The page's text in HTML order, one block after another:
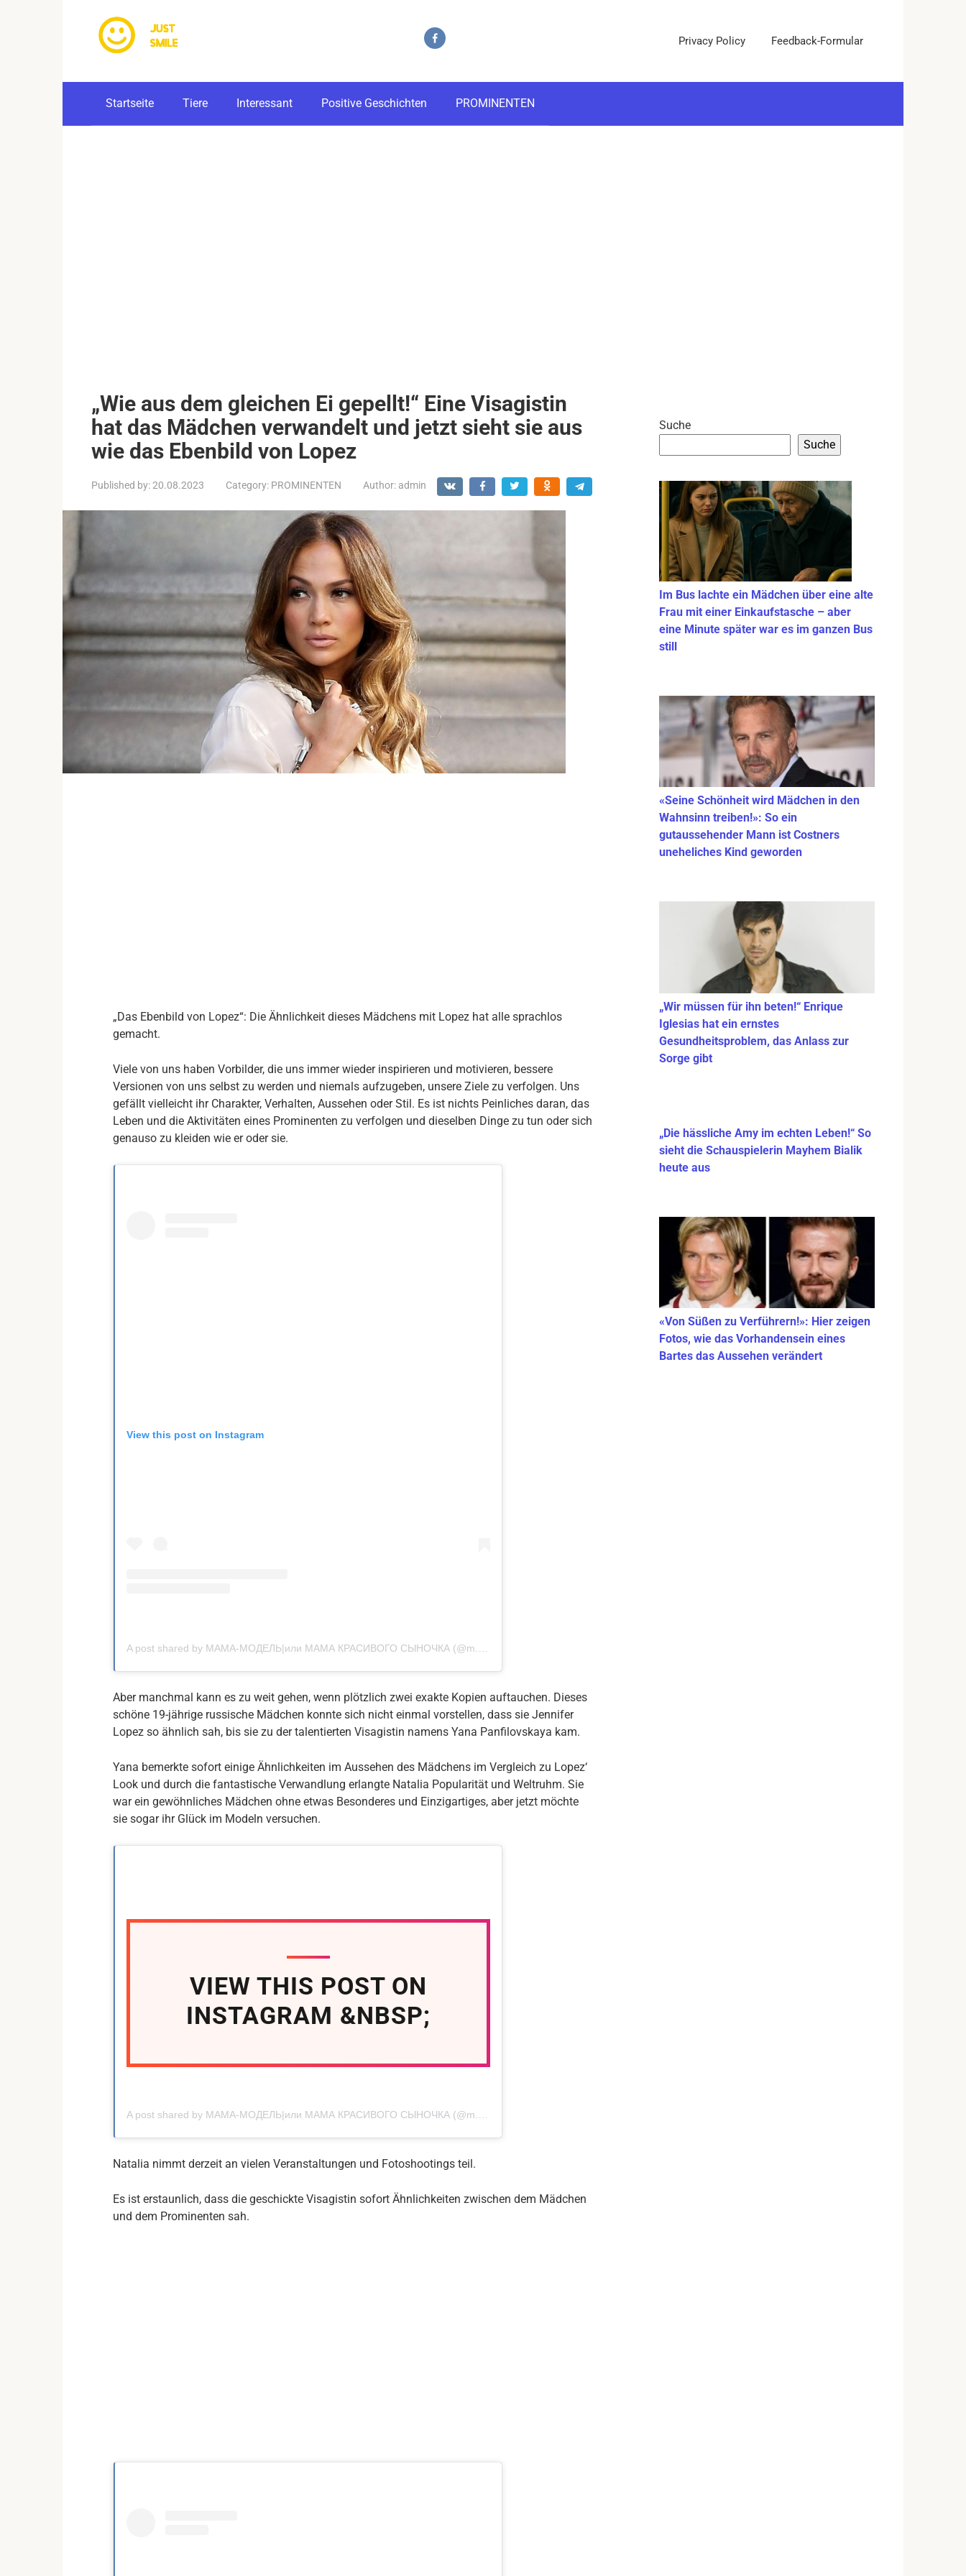
Privacy Policy Feedback-Formular
Startseite Tiere Interessant Positive Geschichten PROMINENTEN
„Wie aus dem gleichen Ei gepellt!“ Eine Visagistin
hat das Mädchen verwandelt und jetzt sieht sie aus
wie das Ebenbild von Lopez
Published by:20.08.2023 Category: PROMINENTEN Author: admin
„Das Ebenbild von Lopez“: Die Ähnlichkeit dieses Mädchens mit Lopez hat alle sprachlos
gemacht.
Viele von uns haben Vorbilder, die uns immer wieder inspirieren und motivieren, bessere
Versionen von uns selbst zu werden und niemals aufzugeben, unsere Ziele zu verfolgen. Uns
gefällt vielleicht ihr Charakter, Verhalten, Aussehen oder Stil. Es ist nichts Peinliches daran, das
Leben und die Aktivitäten eines Prominenten zu verfolgen und dieselben Dinge zu tun oder sich
genauso zu kleiden wie er oder sie.
View this post on Instagram
A post shared by МАМА-МОДЕЛЬ|или МАМА КРАСИВОГО СЫНОЧКА (@m.n.eee18)
Aber manchmal kann es zu weit gehen, wenn plötzlich zwei exakte Kopien auftauchen. Dieses
schöne 19-jährige russische Mädchen konnte sich nicht einmal vorstellen, dass sie Jennifer
Lopez so ähnlich sah, bis sie zu der talentierten Visagistin namens Yana Panfilovskaya kam.
Yana bemerkte sofort einige Ähnlichkeiten im Aussehen des Mädchens im Vergleich zu Lopez‘
Look und durch die fantastische Verwandlung erlangte Natalia Popularität und Weltruhm. Sie
war ein gewöhnliches Mädchen ohne etwas Besonderes und Einzigartiges, aber jetzt möchte
sie sogar ihr Glück im Modeln versuchen.
VIEW THIS POST ON
INSTAGRAM &NBSP;
A post shared by МАМА-МОДЕЛЬ|или МАМА КРАСИВОГО СЫНОЧКА (@m.n.eee18)
Natalia nimmt derzeit an vielen Veranstaltungen und Fotoshootings teil.
Es ist erstaunlich, dass die geschickte Visagistin sofort Ähnlichkeiten zwischen dem Mädchen
und dem Prominenten sah.
Suche
Suche
Im Bus lachte ein Mädchen über eine alte
Frau mit einer Einkaufstasche – aber
eine Minute später war es im ganzen Bus
still
«Seine Schönheit wird Mädchen in den
Wahnsinn treiben!»: So ein
gutaussehender Mann ist Costners
uneheliches Kind geworden
„Wir müssen für ihn beten!“ Enrique
Iglesias hat ein ernstes
Gesundheitsproblem, das Anlass zur
Sorge gibt
„Die hässliche Amy im echten Leben!“ So
sieht die Schauspielerin Mayhem Bialik
heute aus
«Von Süßen zu Verführern!»: Hier zeigen
Fotos, wie das Vorhandensein eines
Bartes das Aussehen verändert